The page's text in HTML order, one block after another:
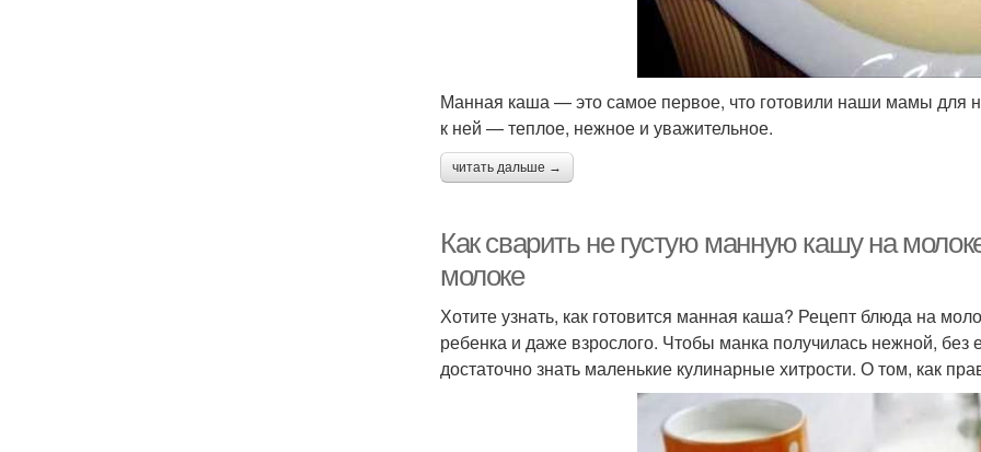
Манная каша — это самое первое, что готовили наши мамы для
к ней — теплое, нежное и уважительное.
читать дальше →
Как сварить не густую манную кашу на
молоке
Хотите узнать, как готовится манная каша? Рецепт блюда на
ребенка и даже взрослого. Чтобы манка получилась нежной, без
достаточно знать маленькие кулинарные хитрости. О том, как